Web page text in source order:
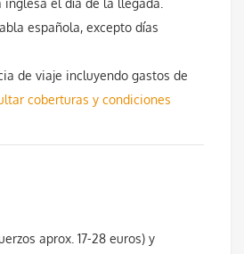
el día de la llegada.
española, excepto días
de viaje incluyendo gastos de
coberturas y condiciones
aprox. 17-28 euros) y